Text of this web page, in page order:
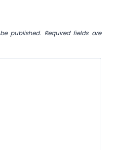
published. Required fields are